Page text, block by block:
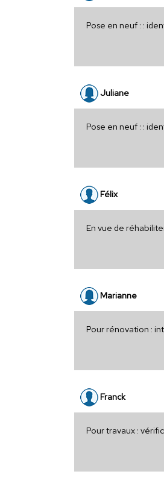
Pose en neuf : :
Juliane
Pose en neuf : :
Félix
En vue de
Marianne
Pour rénovation :
Franck
Pour travaux :